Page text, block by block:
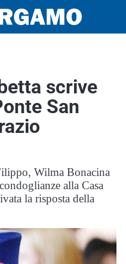
scrive
San
Wilma Bonacina
alla Casa
la risposta della